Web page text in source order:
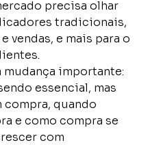
precisa olhar
tradicionais,
vendas, e mais para o
mudança importante:
essencial, mas
quando
e como compra se
com